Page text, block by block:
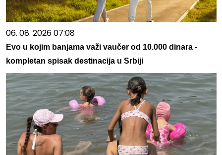
06. 08. 2026 07:08
Evo u kojim banjama važi vaučer od 10.000 dinara -
kompletan spisak destinacija u Srbiji